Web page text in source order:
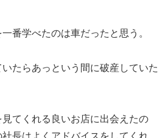
番学べたのは車だったと思う。
いたらあっという間に破産していた
てくれる良いお店に出会えたの